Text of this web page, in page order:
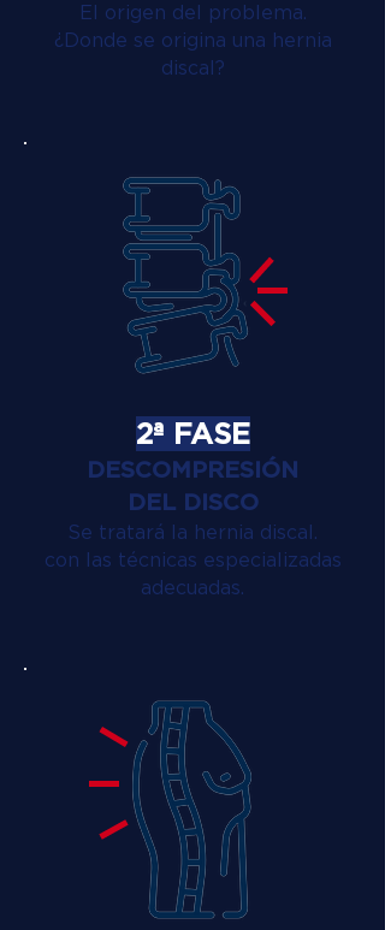
El origen del problema.
¿Donde se origina una hernia
discal?
2ª FASE
DESCOMPRESIÓN
DEL DISCO
Se tratará la hernia discal.
con las técnicas especializadas
adecuadas.